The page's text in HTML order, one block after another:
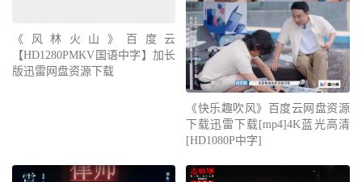
《风林火山》百度云
【HD1280PMKV国语中字】加长
版迅雷网盘资源下载
《快乐趣吹风》百度云网盘资源
下载迅雷下载[mp4]4K蓝光高清
[HD1080P中字]